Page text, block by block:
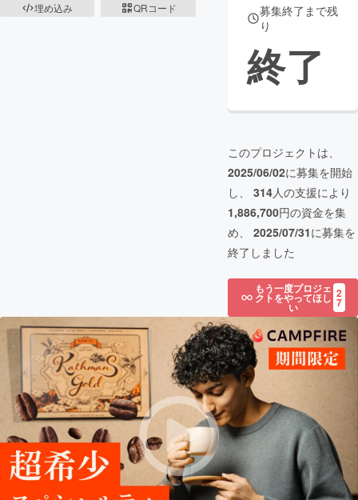
埋め込み
QRコード
募集終了まで残
り
終了
このプロジェクトは、
2025/06/02に募集を開始
し、 314人の支援により
1,886,700円の資金を集
め、 2025/07/31に募集を
終了しました
もう一度プロジェ
クトをやってほし
い
2
7